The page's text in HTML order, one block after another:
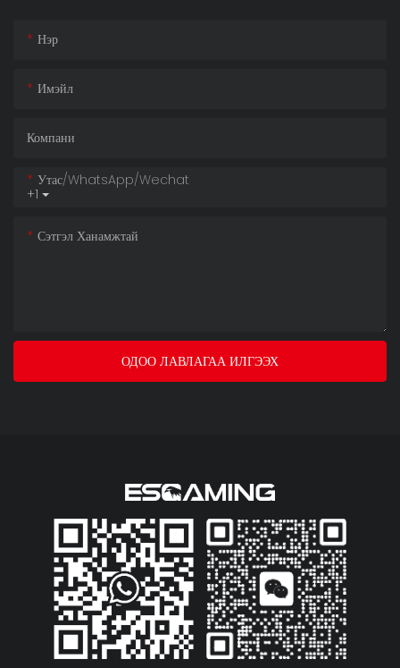
Нэр
Имэйл
Компани
+1
Утас/whatsApp/wechat
Сэтгэл Ханамжтай
ОДОО ЛАВЛАГАА ИЛГЭЭХ